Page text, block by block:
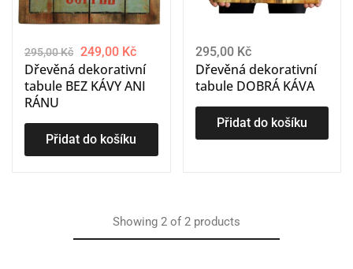
295,00Kč 249,00 Kč
Dřevěná dekorativní
tabule BEZ KÁVY ANI
RÁNU
Přidat do košíku
295,00 Kč
Dřevěná dekorativní
tabule DOBRÁ KÁVA
Přidat do košíku
Showing 2 of 2 products